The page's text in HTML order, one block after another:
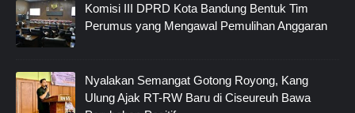
Komisi III DPRD Kota Bandung Bentuk Tim
Perumus yang Mengawal Pemulihan Anggaran
Nyalakan Semangat Gotong Royong, Kang
Ulung Ajak RT-RW Baru di Ciseureuh Bawa